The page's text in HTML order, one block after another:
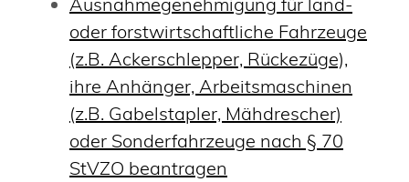
oder forstwirtschaftliche Fahrzeuge
(z.B. Ackerschlepper, Rückezüge),
ihre Anhänger, Arbeitsmaschinen
(z.B. Gabelstapler, Mähdrescher)
oder Sonderfahrzeuge nach § 70
StVZO beantragen